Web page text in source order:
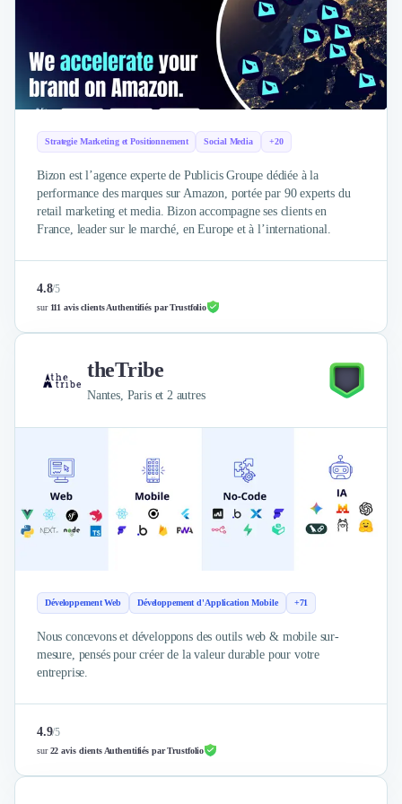
Influence Marketing
Veille commerciale
Photographie
Études Marketing
Présentations PowerPoint
SMS Marketing
Email Marketing
Data Marketing
Logiciel Marketing
Logiciel Commercial
Assurance
Expertise Comptable
Subventions & Aides
Droit des Affaires
Direction Financière Externalisée (DAF)
Restructuring
Droit Commercial
Droit du Travail
Propriété Intellectuelle (IP/IT)
Recouvrement
UX & UI Design
Développement Web
Product Management
Strategie Marketing et Positionnement Social Media +20
Bizon est l’agence experte de Publicis Groupe dédiée à la
performance des marques sur Amazon, portée par 90 experts du
retail marketing et media. Bizon accompagne ses clients en
France, leader sur le marché, en Europe et à l’international.
4.8/5
sur 111 avis clients Authentifiés par Trustfolio
theTribe
Nantes, Paris et 2 autres
Développement Web Développement d'Application Mobile +71
Nous concevons et développons des outils web & mobile sur-
mesure, pensés pour créer de la valeur durable pour votre
entreprise.
4.9/5
sur22 avis clients Authentifiés par Trustfolio